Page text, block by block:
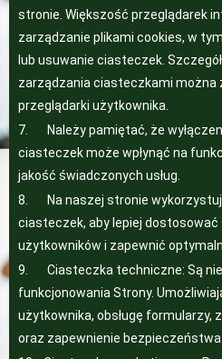
stronie. Większość przeglądarek
zarządzanie plikami cookies, w
lub usuwanie ciasteczek.
zarządzania ciasteczkami można
przeglądarki użytkownika.
7. Należy pamiętać, że
ciasteczek może wpłynąć na
jakość świadczonych usług.
8. Na naszej stronie
ciasteczek, aby lepiej dostosować
użytkowników i zapewnić
9. Ciasteczka techniczne: Są
funkcjonowania Strony.
użytkownika, obsługę formularzy,
oraz zapewnienie bezpieczeństwa